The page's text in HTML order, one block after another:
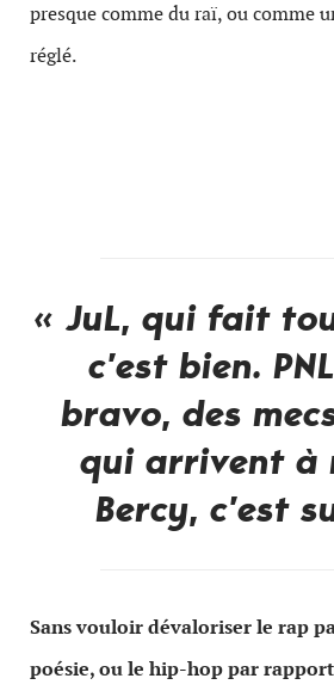
presque comme du raï, ou comme
réglé.
« JuL, qui fait
c’est bien.
bravo, des
qui arrivent à
Bercy, c’est
Sans vouloir dévaloriser le rap
poésie, ou le hip-hop par